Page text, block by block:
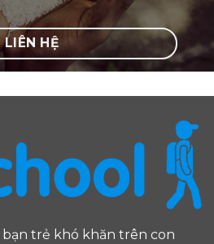
LIÊN HỆ
trẻ khó khăn trên con